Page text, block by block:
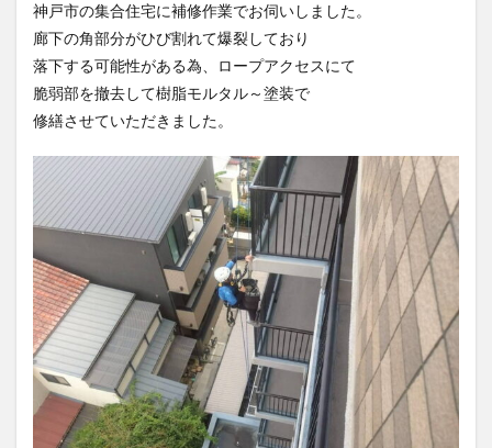
神戸市の集合住宅に補修作業でお伺いしました。
廊下の角部分がひび割れて爆裂しており
落下する可能性がある為、ロープアクセスにて
脆弱部を撤去して樹脂モルタル～塗装で
修繕させていただきました。